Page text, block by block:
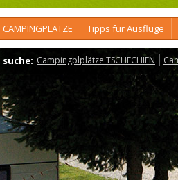
CAMPINGPLÄTZE Tipps für Ausflüge
suche: Campingplplätze TSCHECHIEN